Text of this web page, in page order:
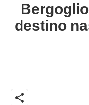
destino
share